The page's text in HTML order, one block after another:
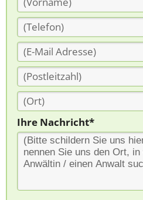
Ihre Nachricht*